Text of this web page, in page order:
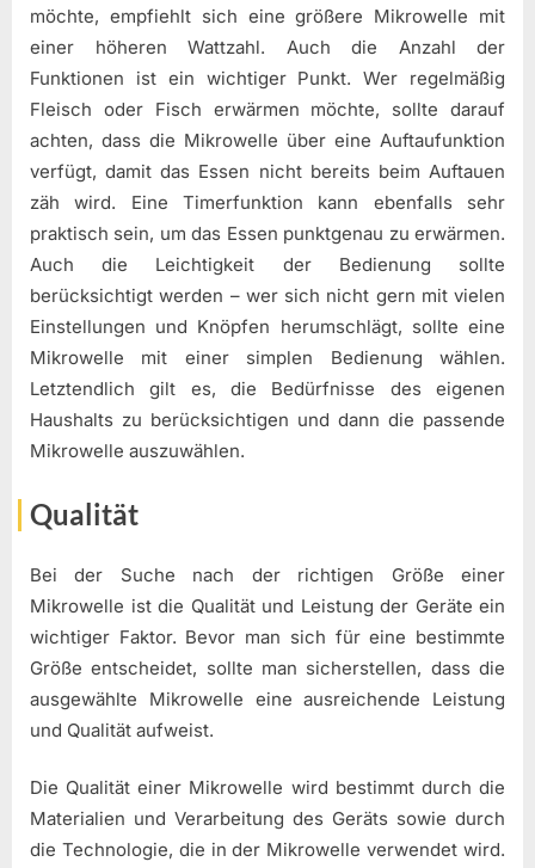
möchte, empfiehlt sich eine größere Mikrowelle mit
einer höheren Wattzahl. Auch die Anzahl der
Funktionen ist ein wichtiger Punkt. Wer regelmäßig
Fleisch oder Fisch erwärmen möchte, sollte darauf
achten, dass die Mikrowelle über eine Auftaufunktion
verfügt, damit das Essen nicht bereits beim Auftauen
zäh wird. Eine Timerfunktion kann ebenfalls sehr
praktisch sein, um das Essen punktgenau zu erwärmen.
Auch die Leichtigkeit der Bedienung sollte
berücksichtigt werden – wer sich nicht gern mit vielen
Einstellungen und Knöpfen herumschlägt, sollte eine
Mikrowelle mit einer simplen Bedienung wählen.
Letztendlich gilt es, die Bedürfnisse des eigenen
Haushalts zu berücksichtigen und dann die passende
Mikrowelle auszuwählen.
Qualität
Bei der Suche nach der richtigen Größe einer
Mikrowelle ist die Qualität und Leistung der Geräte ein
wichtiger Faktor. Bevor man sich für eine bestimmte
Größe entscheidet, sollte man sicherstellen, dass die
ausgewählte Mikrowelle eine ausreichende Leistung
und Qualität aufweist.
Die Qualität einer Mikrowelle wird bestimmt durch die
Materialien und Verarbeitung des Geräts sowie durch
die Technologie, die in der Mikrowelle verwendet wird.